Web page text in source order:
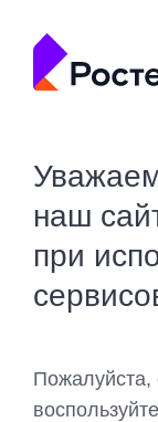
наш
при
Пожалуйста,